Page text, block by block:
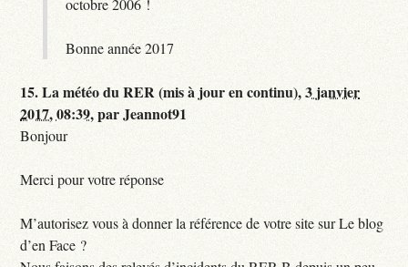
octobre 2006 !
Bonne année 2017
15.La météo du RER (mis à jour en continu),3 janvier
2017, 08:39,parJeannot91
Bonjour
Merci pour votre réponse
M’autorisez vous à donner la référence de votre site sur Le blog
d’en Face ?